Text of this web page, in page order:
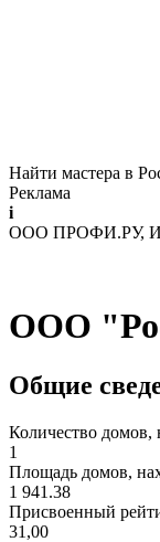
Найти мастера в
Реклама
i
ООО ПРОФИ.РУ,
ООО
Общие
Количество домов,
1
Площадь домов,
1 941.38
Присвоенный
31,00